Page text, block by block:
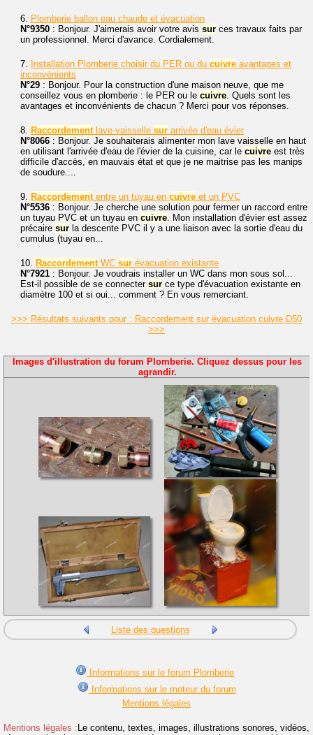
6. Plomberie ballon eau chaude et évacuation
N°9350 : Bonjour. J'aimerais avoir votre avis sur ces travaux faits par
un professionnel. Merci d'avance. Cordialement.
7. Installation Plomberie choisir du PER ou du cuivre avantages et
inconvénients
N°29 : Bonjour. Pour la construction d'une maison neuve, que me
conseillez vous en plomberie : le PER ou le cuivre. Quels sont les
avantages et inconvénients de chacun ? Merci pour vos réponses.
8. Raccordementlave-vaisselle sur arrivée d'eau évier
N°8066 : Bonjour. Je souhaiterais alimenter mon lave vaisselle en haut
en utilisant l'arrivée d'eau de l'évier de la cuisine, car le cuivre est très
difficile d'accès, en mauvais état et que je ne maitrise pas les manips
de soudure....
9. Raccordemententre un tuyau en cuivre et un PVC
N°5536 : Bonjour. Je cherche une solution pour fermer un raccord entre
un tuyau PVC et un tuyau en cuivre. Mon installation d'évier est assez
précaire sur la descente PVC il y a une liaison avec la sortie d'eau du
cumulus (tuyau en...
10. RaccordementWC sur évacuation existante
N°7921 : Bonjour. Je voudrais installer un WC dans mon sous sol...
Est-il possible de se connecter sur ce type d'évacuation existante en
diamètre 100 et si oui... comment ? En vous remerciant.
>>> Résultats suivants pour : Raccordement sur évacuation cuivre D50
>>>
Images d'illustration du forum Plomberie. Cliquez dessus pour les
agrandir.
Liste des questions
Informations sur le forum Plomberie
Informations sur le moteur du forum
Mentions légales
Mentions légales :Le contenu, textes, images, illustrations sonores, vidéos,